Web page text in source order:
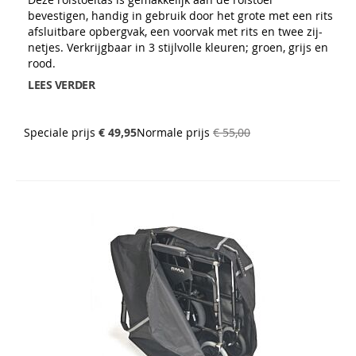
bevestigen, handig in gebruik door het grote met een rits
afsluitbare opbergvak, een voorvak met rits en twee zij-
netjes. Verkrijgbaar in 3 stijlvolle kleuren; groen, grijs en
rood.
LEES VERDER
Speciale prijs € 49,95Normale prijs € 55,00